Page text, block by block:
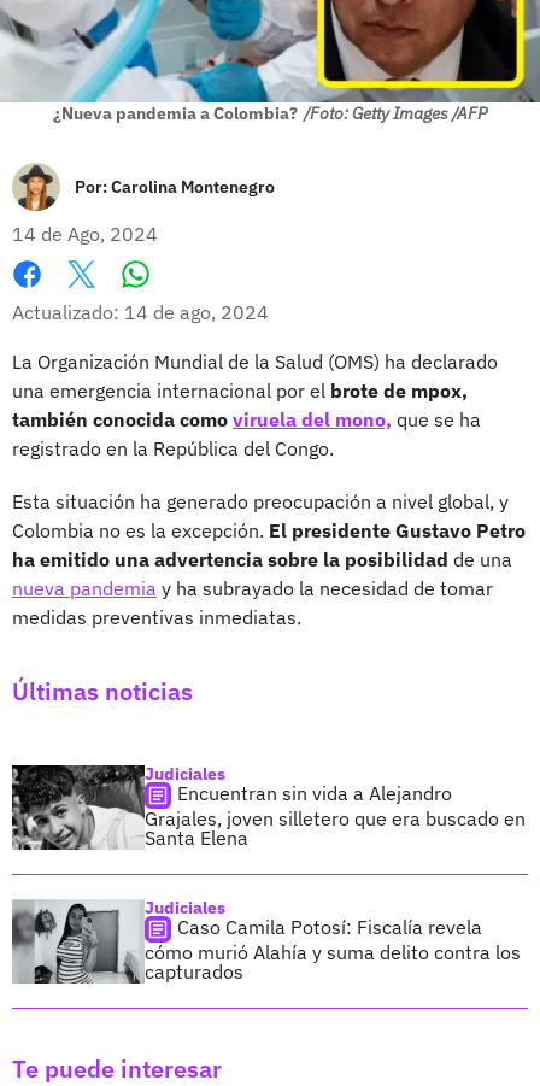
¿Nueva pandemia a Colombia? /Foto: Getty Images /AFP
Por:Carolina Montenegro
14 de Ago, 2024
Facebook
X
Actualizado: 14 de ago, 2024
La Organización Mundial de la Salud (OMS) ha declarado
una emergencia internacional por el brote de mpox,
también conocida como viruela del mono, que se ha
registrado en la República del Congo.
Esta situación ha generado preocupación a nivel global, y
Colombia no es la excepción. El presidente Gustavo Petro
ha emitido una advertencia sobre la posibilidad de una
nueva pandemia y ha subrayado la necesidad de tomar
medidas preventivas inmediatas.
Últimas noticias
Judiciales
Encuentran sin vida a Alejandro
Grajales, joven silletero que era buscado en
Santa Elena
Judiciales
Caso Camila Potosí: Fiscalía revela
cómo murió Alahía y suma delito contra los
capturados
Te puede interesar